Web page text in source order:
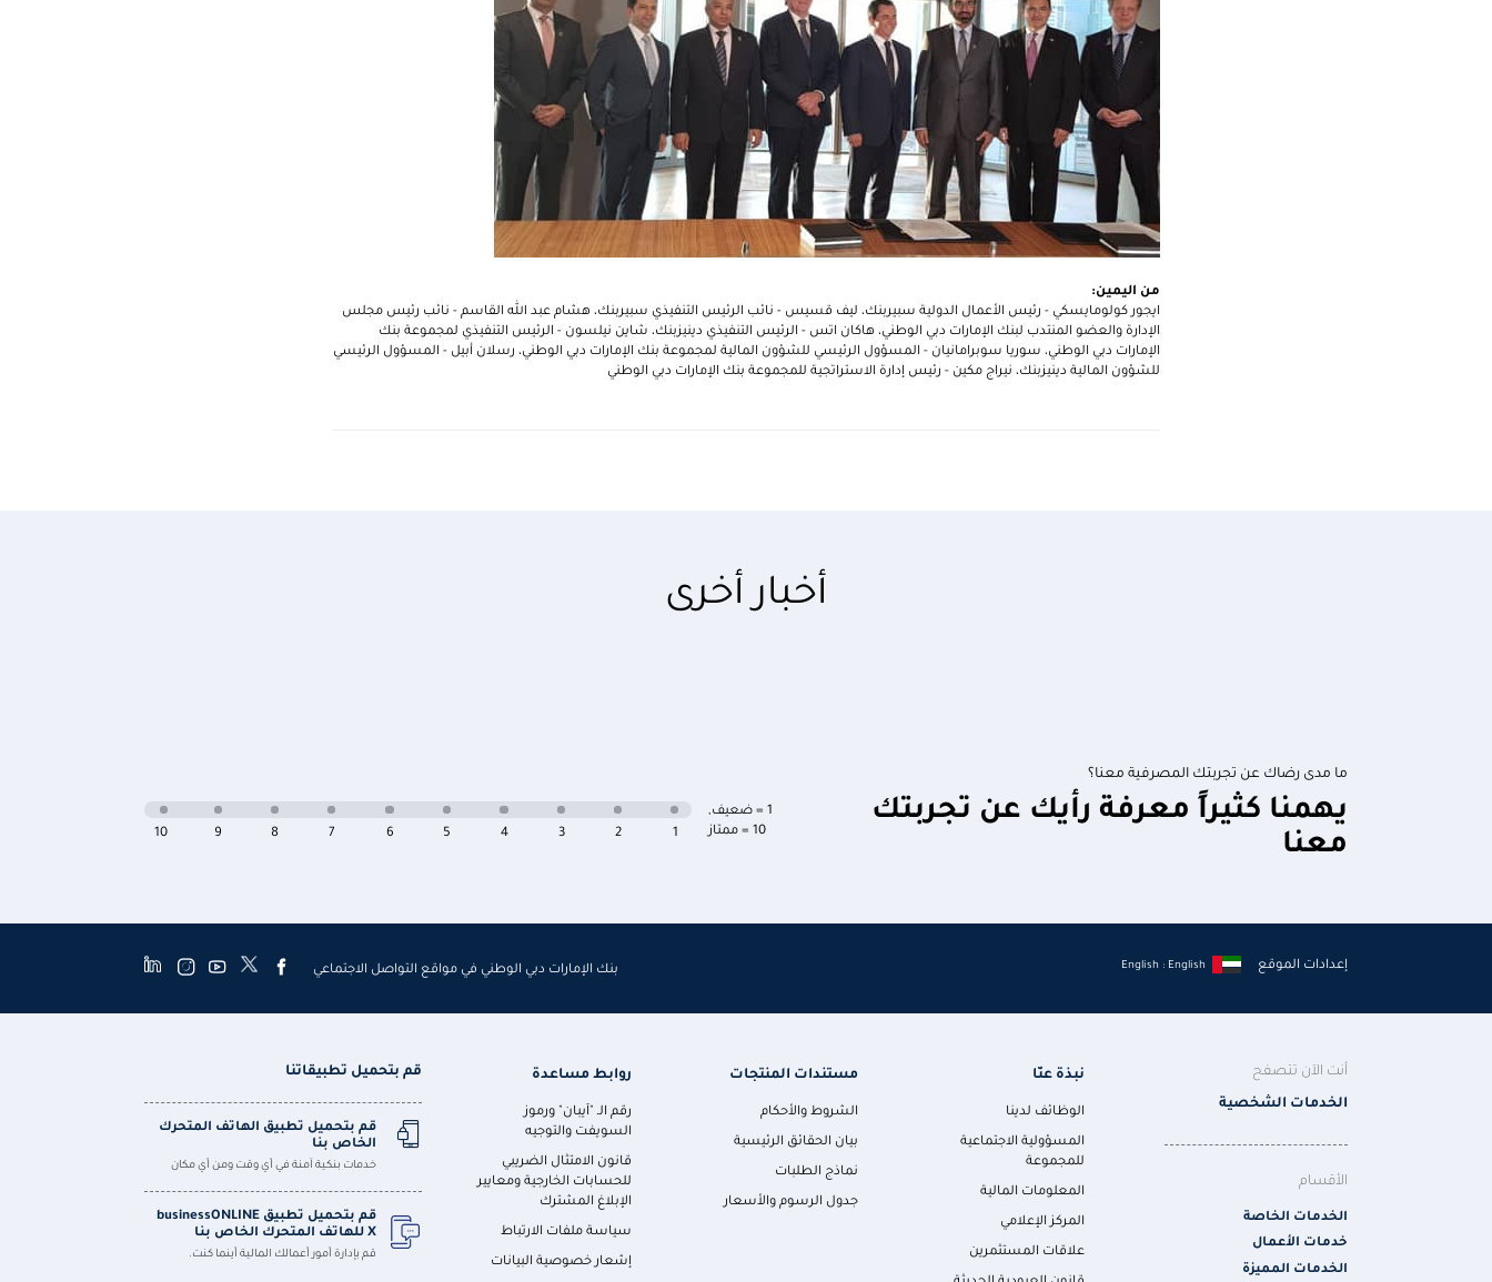
من اليمين:
ايجور كولومايسكي - رئيس الأعمال الدولية سبيربنك، ليف قسيس - نائب الرئيس التنفيذي سبيربنك، هشام عبد الله القاسم - نائب رئيس مجلس
الإدارة والعضو المنتدب لبنك الإمارات دبي الوطني، هاكان اتس - الرئيس التنفيذي دينيزبنك، شاين نيلسون - الرئيس التنفيذي لمجموعة بنك
الإمارات دبي الوطني، سوريا سوبرامانيان - المسؤول الرئيسي للشؤون المالية لمجموعة بنك الإمارات دبي الوطني، رسلان أبيل - المسؤول الرئيسي
للشؤون المالية دينيزبنك، نيراج مكين - رئيس إدارة الاستراتجية للمجموعة بنك الإمارات دبي الوطني
أخبار أخرى
ما مدى رضاك عن تجربتك المصرفية معنا؟
يهمنا كثيراً معرفة رأيك عن تجربتك
معنا
1 = ضعيف
,
10 = ممتاز
10 9 8 7 6 5 4 3 2 1
إعدادات الموقع English : English بنك الإمارات دبي الوطني في مواقع التواصل الاجتماعي
أنت الآن تتصفح
الخدمات الشخصية
الأقسام
الخدمات الخاصة
خدمات الأعمال
الخدمات المميزة
نبذة عنّا
الوظائف لدينا
المسؤولية الاجتماعية
للمجموعة
المعلومات المالية
المركز الإعلامي
علاقات المستثمرين
مستندات المنتجات
الشروط والأحكام
بيان الحقائق الرئيسية
نماذج الطلبات
جدول الرسوم والأسعار
روابط مساعدة
رقم الـ "آيبان" ورموز
السويفت والتوجيه
قانون الامتثال الضريبي
للحسابات الخارجية ومعايير
الإبلاغ المشترك
سياسة ملفات الارتباط
إشعار خصوصية البيانات
قم بتحميل تطبيقاتنا
قم بتحميل تطبيق الهاتف المتحرك
الخاص بنا
خدمات بنكية آمنة في أي وقت ومن أي مكان
قم بتحميل تطبيق businessONLINE
X للهاتف المتحرك الخاص بنا
قم بإدارة أمور أعمالك المالية أينما كنت.